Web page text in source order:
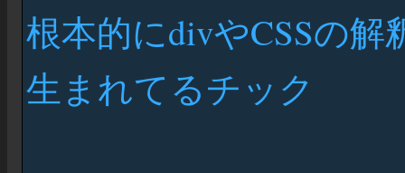
根本的にdivやCSSの
生まれてるチック